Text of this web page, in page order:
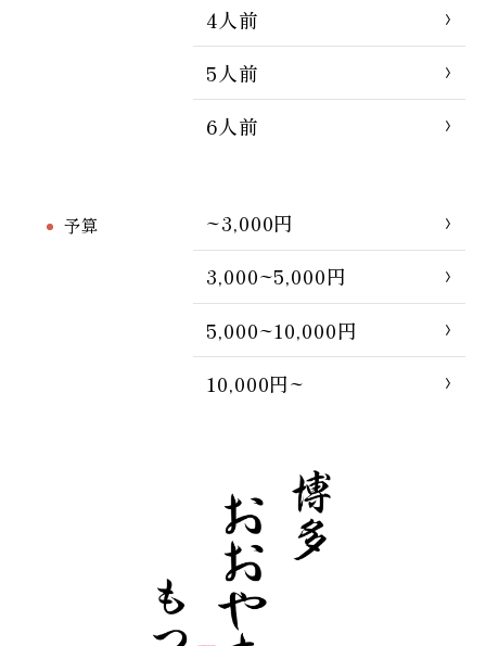
4人前
5人前
6人前
予算
~3,000円
3,000~5,000円
5,000~10,000円
10,000円~